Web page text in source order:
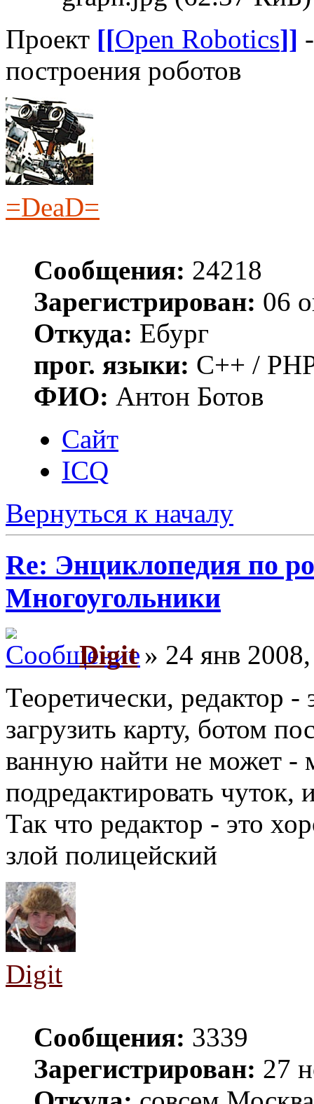
Проект [[Open Robotics]]
построения роботов
=DeaD=
Сообщения: 24218
Зарегистрирован: 06
Откуда: Ебург
прог. языки: C++ /
ФИО: Антон Ботов
Сайт
ICQ
Вернуться к началу
Re: Энциклопедия по
Многоугольники
Digit» 24 янв
Теоретически, редактор
загрузить карту, ботом
ванную найти не может -
подредактировать чуток,
Так что редактор - это
злой полицейский
Digit
Сообщения: 3339
Зарегистрирован: 27